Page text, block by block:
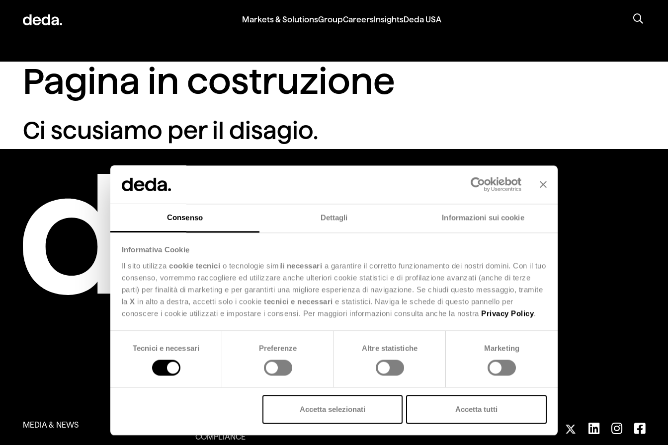
Consenso Dettagli Informazioni sui cookie
Informativa Cookie
Il sito utilizza cookie tecnici o tecnologie simili necessari a garantire il corretto funzionamento dei nostri domini. Con il tuo
consenso, vorremmo raccogliere ed utilizzare anche ulteriori cookie statistici e di profilazione avanzati (anche di terze
parti) per finalità di marketing e per garantirti una migliore esperienza di navigazione. Se chiudi questo messaggio, tramite
la X in alto a destra, accetti solo i cookie tecnici e necessari e statistici. Naviga le schede di questo pannello per
conoscere i cookie utilizzati e impostare i consensi. Per maggiori informazioni consulta anche la nostra Privacy Policy.
Tecnici e necessari Preferenze Altre statistiche Marketing
Accetta selezionati Accetta tutti
Markets & SolutionsGroupCareersInsightsDeda USA
Pagina in costruzione
Ci scusiamo per il disagio.
MEDIA & NEWS
SUSTAINABILITY RISK &
COMPLIANCE
SEDI E CONTATTI